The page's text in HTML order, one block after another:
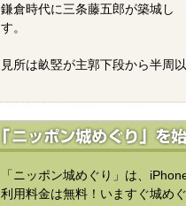
鎌倉時代に三条藤五郎が築城し
す。
見所は畝竪が主郭下段から半周
「ニッポン城めぐり」は、
利用料金は無料！いますぐ城め